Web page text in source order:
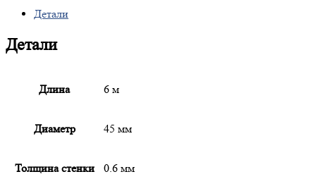
Детали
Детали
Длина 6 м
Диаметр 45 мм
Толщина стенки 0.6 мм